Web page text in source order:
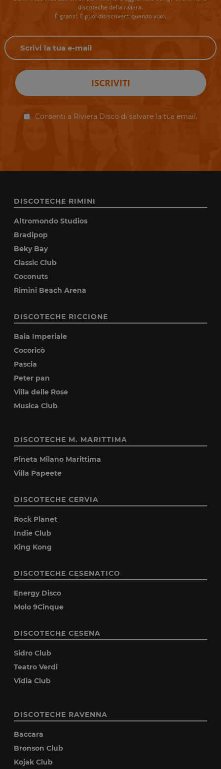
discoteche della riviera.
È gratis!. E puoi disiscriverti quando vuoi.
ISCRIVITI
Consenti a Riviera Disco di salvare la tua email.
DISCOTECHE RIMINI
Altromondo Studios
Bradipop
Beky Bay
Classic Club
Coconuts
Rimini Beach Arena
DISCOTECHE RICCIONE
Baia Imperiale
Cocoricò
Pascia
Peter pan
Villa delle Rose
Musica Club
DISCOTECHE M. MARITTIMA
Pineta Milano Marittima
Villa Papeete
DISCOTECHE CERVIA
Rock Planet
Indie Club
King Kong
DISCOTECHE CESENATICO
Energy Disco
Molo 9Cinque
DISCOTECHE CESENA
Sidro Club
Teatro Verdi
Vidia Club
DISCOTECHE RAVENNA
Baccara
Bronson Club
Kojak Club